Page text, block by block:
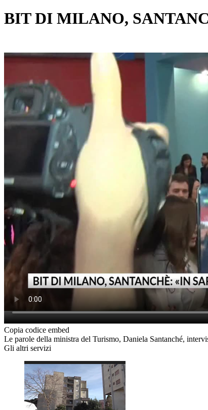
BIT DI MILANO,
Copia codice embed
Le parole della ministra del Turismo, Daniela Santanché,
Gli altri servizi